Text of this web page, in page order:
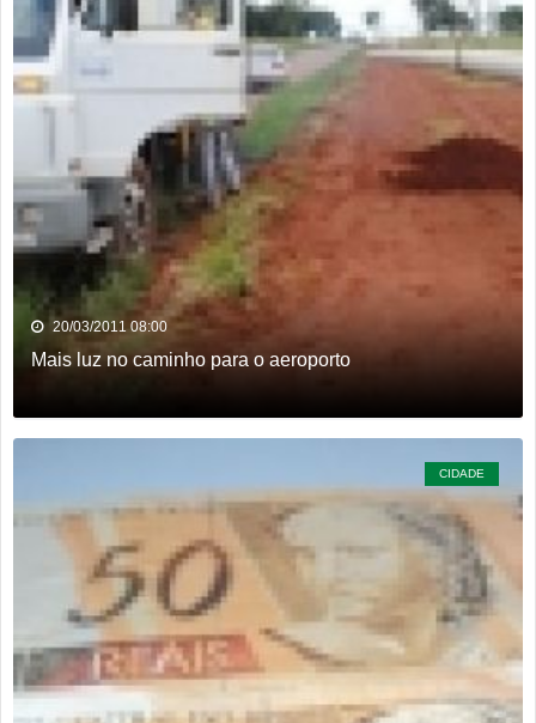
20/03/2011 08:00
Mais luz no caminho para o aeroporto
CIDADE